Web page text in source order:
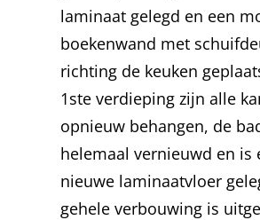
laminaat gelegd en een
boekenwand met
richting de keuken
1ste verdieping zijn alle
opnieuw behangen, de
helemaal vernieuwd en is
nieuwe laminaatvloer
gehele verbouwing is